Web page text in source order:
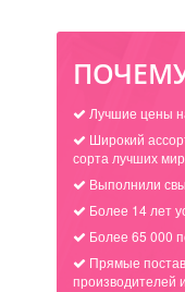
Лучшие цены
Широкий
сорта лучших
Выполнили
Более 14 лет
Более 65 000
Прямые
производителей